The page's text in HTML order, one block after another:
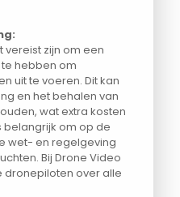
vereist zijn om een
hebben om
uit te voeren. Dit kan
en het behalen van
wat extra kosten
belangrijk om op de
wet- en regelgeving
Bij Drone Video
dronepiloten over alle